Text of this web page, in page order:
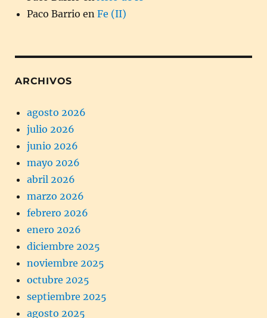
Paco Barrio en Fe (II)
ARCHIVOS
agosto 2026
julio 2026
junio 2026
mayo 2026
abril 2026
marzo 2026
febrero 2026
enero 2026
diciembre 2025
noviembre 2025
octubre 2025
septiembre 2025
agosto 2025